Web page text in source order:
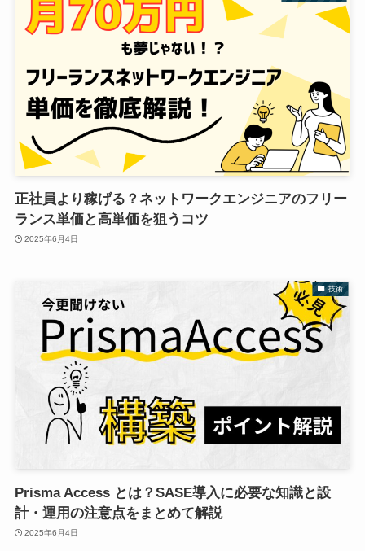
正社員より稼げる？ネットワークエンジニアのフリー
ランス単価と高単価を狙うコツ
2025年6月4日
技術
Prisma Access とは？SASE導入に必要な知識と設
計・運用の注意点をまとめて解説
2025年6月4日